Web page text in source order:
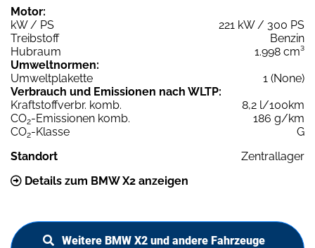
Motor:
kW / PS
221 kW / 300 PS
Treibstoff
Benzin
Hubraum
1.998 cm³
Umweltnormen:
Umweltplakette
1 (None)
Verbrauch und Emissionen nach WLTP:
Kraftstoffverbr. komb.
8,2 l/100km
CO2-Emissionen komb.
186 g/km
CO2-Klasse
G
Standort
Zentrallager
Details zum BMW X2 anzeigen
Weitere BMW X2 und andere Fahrzeuge